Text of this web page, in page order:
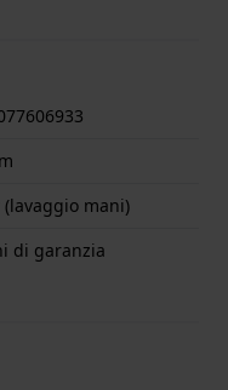
Accutron Y230,
vero erede della
degli anni
secondi al
il movimento fluido
raffinati
Côtes de
in Titanio
(lavaggio mani)
di garanzia